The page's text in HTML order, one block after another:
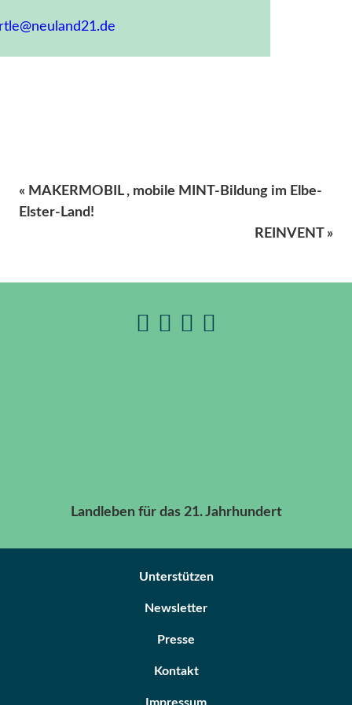
« MAKERMOBIL , mobile MINT-Bildung im Elbe-
Elster-Land!
REINVENT »
Landleben für das 21. Jahrhundert
Unterstützen
Newsletter
Presse
Kontakt